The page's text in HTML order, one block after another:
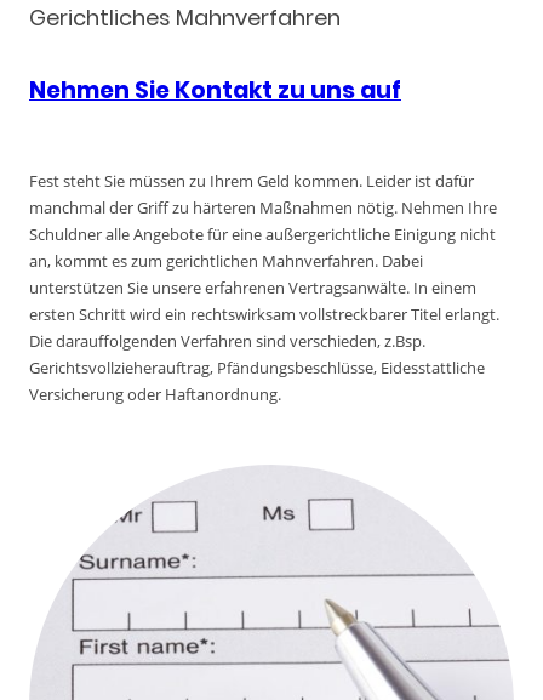
Gerichtliches Mahnverfahren
Nehmen Sie Kontakt zu uns auf
Fest steht Sie müssen zu Ihrem Geld kommen. Leider ist dafür
manchmal der Griff zu härteren Maßnahmen nötig. Nehmen Ihre
Schuldner alle Angebote für eine außergerichtliche Einigung nicht
an, kommt es zum gerichtlichen Mahnverfahren. Dabei
unterstützen Sie unsere erfahrenen Vertragsanwälte. In einem
ersten Schritt wird ein rechtswirksam vollstreckbarer Titel erlangt.
Die darauffolgenden Verfahren sind verschieden, z.Bsp.
Gerichtsvollzieherauftrag, Pfändungsbeschlüsse, Eidesstattliche
Versicherung oder Haftanordnung.